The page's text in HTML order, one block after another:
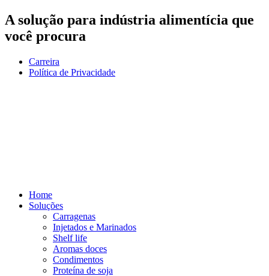
Ir
para
o
A solução para indústria alimentícia que
você procura
Carreira
Política de Privacidade
Home
Soluções
Carragenas
Injetados e Marinados
Shelf life
Aromas doces
Condimentos
Proteína de soja